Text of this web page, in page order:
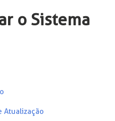
o Sistema
Atualização